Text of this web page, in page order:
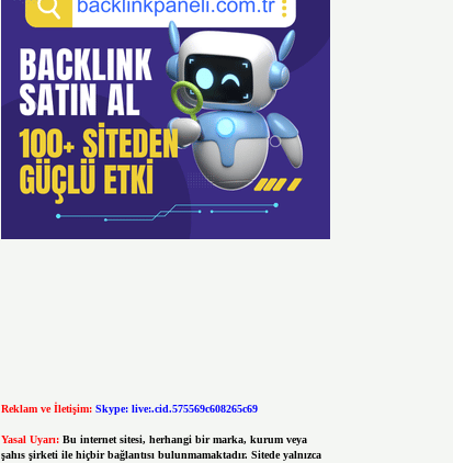
Reklam ve İletişim: Skype: live:.cid.575569c608265c69
Yasal Uyarı: Bu internet sitesi, herhangi bir marka, kurum veya
şahıs şirketi ile hiçbir bağlantısı bulunmamaktadır. Sitede yalnızca